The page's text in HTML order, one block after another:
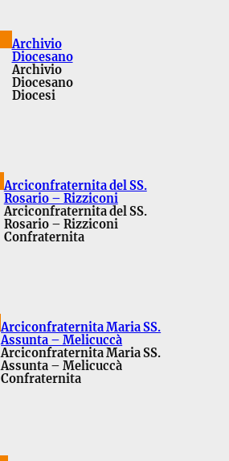
Archivio
Diocesano
Archivio
Diocesano
Diocesi
Arciconfraternita del SS.
Rosario – Rizziconi
Arciconfraternita del SS.
Rosario – Rizziconi
Confraternita
Arciconfraternita Maria SS.
Assunta – Melicuccà
Arciconfraternita Maria SS.
Assunta – Melicuccà
Confraternita